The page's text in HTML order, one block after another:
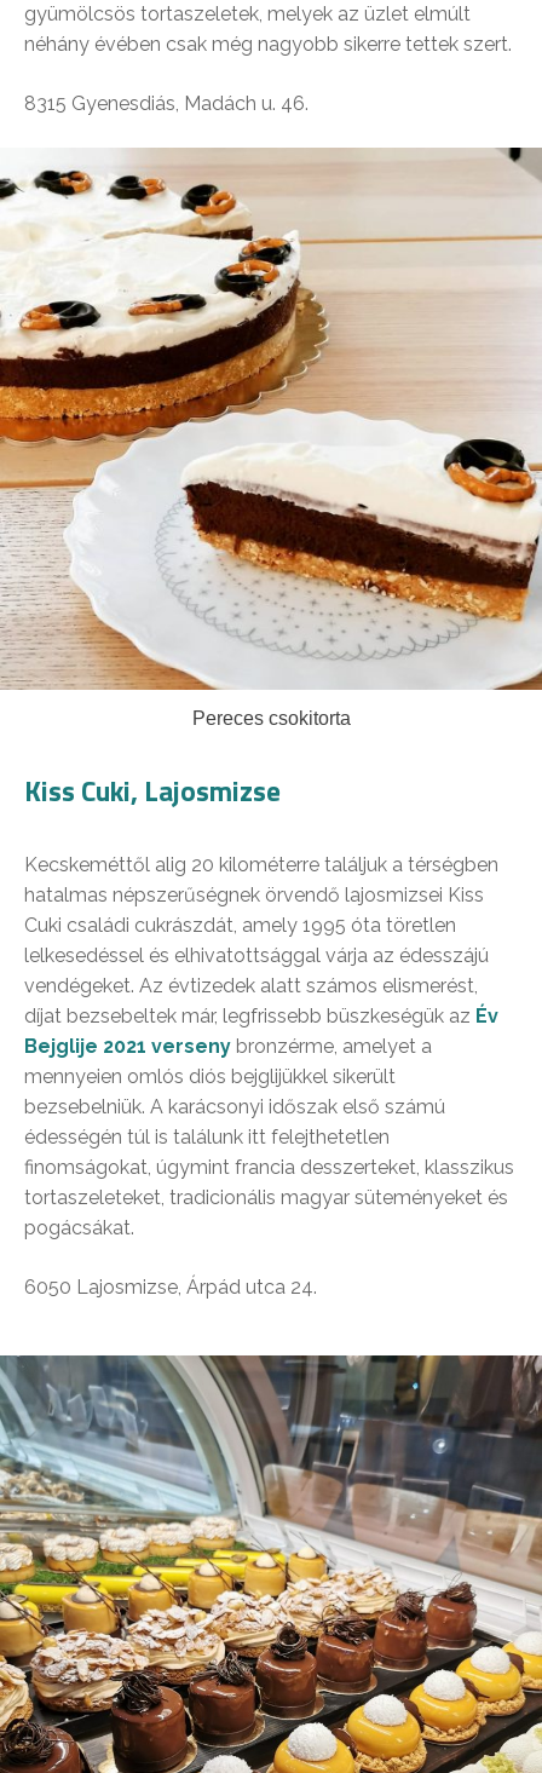
gyümölcsös tortaszeletek, melyek az üzlet elmúlt
néhány évében csak még nagyobb sikerre tettek szert.
8315 Gyenesdiás, Madách u. 46.
Pereces csokitorta
Kiss Cuki, Lajosmizse
Kecskeméttől alig 20 kilométerre találjuk a térségben
hatalmas népszerűségnek örvendő lajosmizsei Kiss
Cuki családi cukrászdát, amely 1995 óta töretlen
lelkesedéssel és elhivatottsággal várja az édesszájú
vendégeket. Az évtizedek alatt számos elismerést,
díjat bezsebeltek már, legfrissebb büszkeségük az Év
Bejglije 2021 verseny bronzérme, amelyet a
mennyeien omlós diós bejglijükkel sikerült
bezsebelniük. A karácsonyi időszak első számú
édességén túl is találunk itt felejthetetlen
finomságokat, úgymint francia desszerteket, klasszikus
tortaszeleteket, tradicionális magyar süteményeket és
pogácsákat.
6050 Lajosmizse, Árpád utca 24.